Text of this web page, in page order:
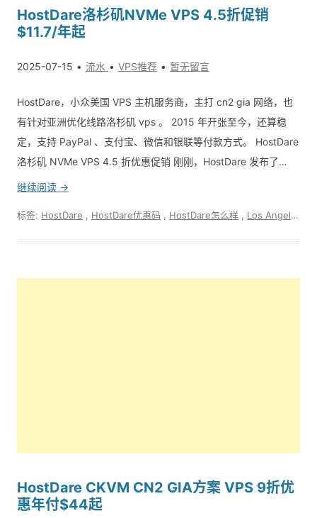
HostDare洛杉矶NVMe VPS 4.5折促销
$11.7/年起
2025-07-15 流水 VPS推荐 暂无留言
HostDare，小众美国 VPS 主机服务商，主打 cn2 gia 网络，也
有针对亚洲优化线路洛杉矶 vps 。 2015 年开张至今，还算稳
定，支持 PayPal 、支付宝、微信和银联等付款方式。 HostDare
洛杉矶 NVMe VPS 4.5 折优惠促销 刚刚，HostDare 发布了…
继续阅读 →
标签: HostDare HostDare优惠码 HostDare怎么样 Los Angeles
HostDare CKVM CN2 GIA方案 VPS 9折优
惠年付$44起